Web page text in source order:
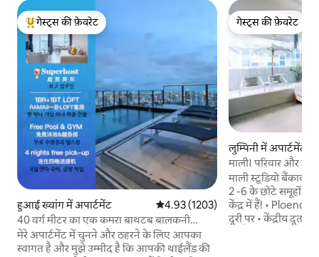
गेस्ट्स का टॉप फ़ेवरेट
गेस्ट्स की फ़ेवरेट
हुआई ख्वांग में अपार्टमेंट औसत रेटिंग 5 में से 4.93, 1203 समीक्षाएँ
4.93 (1203)
40 वर्ग मीटर का एक कमरा बाथटब बालकनी
LOFT-D4 / 3 लोगों के लिए / रूफ़टॉप पूल / RCA
के पास / रेलवे नाइट मार्केट के पास / टोंगलोर के
मेरे अपार्टमेंट में चुनने और ठहरने के लिए आपका
स्वागत है और मुझे उम्मीद है कि आपकी थाईलैंड की
गेस्ट्स की फ़ेवरेट
गेस्ट्स की फ़ेवरेट
लुम्पिनी में अपार्टमेंट
माली। परिवार और
1MIN से बीटीएस
माली स्टूडियो बैंकाक
2 -6 के छोटे समूहों
केंद्र में हैं! •
दूरी पर • केंद्रीय दूतावास/चिडलॉम के लिए 5 मिनट